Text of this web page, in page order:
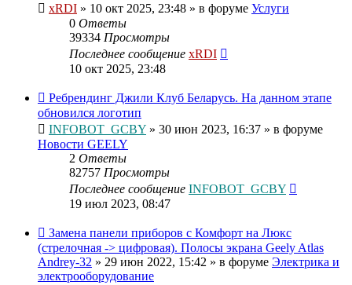
xRDI » 10 окт 2025, 23:48 » в форуме Услуги
0 Ответы
39334 Просмотры
Последнее сообщение xRDI
10 окт 2025, 23:48
Ребрендинг Джили Клуб Беларусь. На данном этапе
обновился логотип
INFOBOT_GCBY » 30 июн 2023, 16:37 » в форуме
Новости GEELY
2 Ответы
82757 Просмотры
Последнее сообщение INFOBOT_GCBY
19 июл 2023, 08:47
Замена панели приборов с Комфорт на Люкс
(стрелочная -> цифровая). Полосы экрана Geely Atlas
Andrey-32 » 29 июн 2022, 15:42 » в форуме Электрика и
электрооборудование